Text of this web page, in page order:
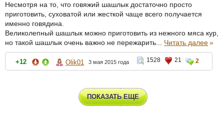
Несмотря на то, что говяжий шашлык достаточно просто
приготовить, суховатой или жесткой чаще всего получается
именно говядина.
Великолепный шашлык можно приготовить из нежного мяса кур,
но такой шашлык очень важно не пережарить... Читать далее»
+12 Olik01 3 мая 2015 года 1528 21 2
ПОКАЗАТЬ ЕЩЕ